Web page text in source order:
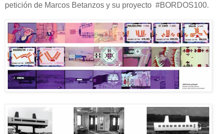
petición de Marcos Betanzos y su proyecto #BORDOS100.